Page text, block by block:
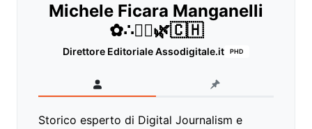
Michele Ficara Manganelli
✿∴♛🌿🇨🇭
Direttore Editoriale Assodigitale.it PHD
Storico esperto di Digital Journalism e